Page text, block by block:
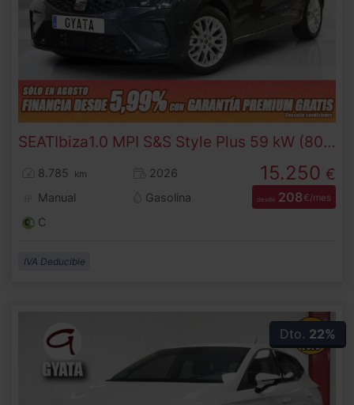
SEATIbiza 1.0 MPI S&S Style Plus 59 kW (80 CV)
8.785 km
2026
Manual
Gasolina
C
15.250 €
desde 208€/mes
IVA Deducible
Dto. 22%